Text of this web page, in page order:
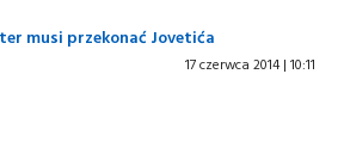
musi przekonać Jovetića
17 czerwca 2014 | 10:11